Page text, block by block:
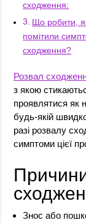
сходження:
Що робити,
помітили
сходження?
Розвал
з якою
проявлятися як
будь-якій
разі розвалу
симптоми цієї
Знос або